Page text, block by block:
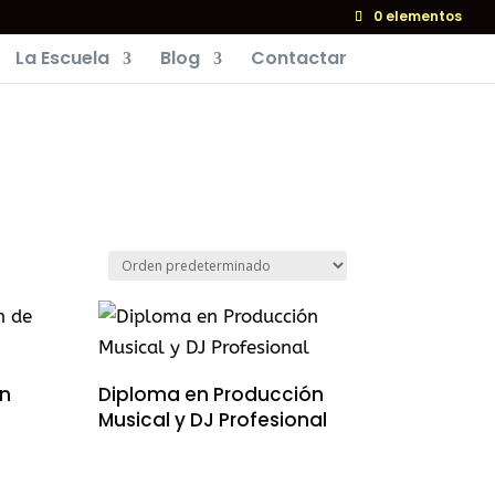
0 elementos
La Escuela Blog Contactar
Diploma en Producción
Musical y DJ Profesional